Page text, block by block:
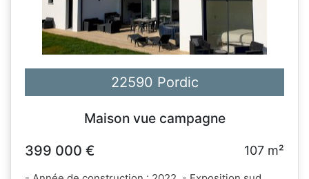
22590 Pordic
Maison vue campagne
399 000 €
107 m²